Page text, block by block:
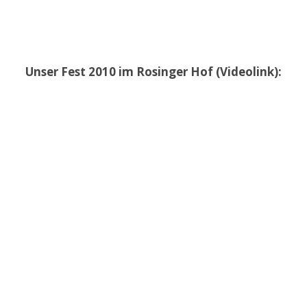
Unser Fest 2010 im Rosinger Hof (Videolink):